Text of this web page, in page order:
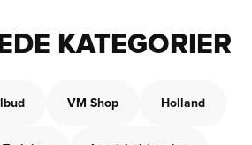
KATEGORIER
VM Shop Holland